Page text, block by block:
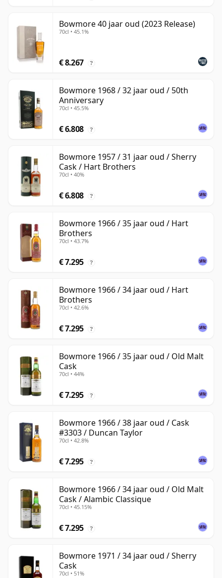
Bowmore 40 jaar oud (2023 Release)
70cl • 45.1%
€ 8.267 ?
Bowmore 1968 / 32 jaar oud / 50th
Anniversary
70cl • 45.5%
€ 6.808 ?
Bowmore 1957 / 31 jaar oud / Sherry
Cask / Hart Brothers
70cl • 40%
€ 6.808 ?
Bowmore 1966 / 35 jaar oud / Hart
Brothers
70cl • 43.7%
€ 7.295 ?
Bowmore 1966 / 34 jaar oud / Hart
Brothers
70cl • 42.6%
€ 7.295 ?
Bowmore 1966 / 35 jaar oud / Old Malt
Cask
70cl • 44%
€ 7.295 ?
Bowmore 1966 / 38 jaar oud / Cask
#3303 / Duncan Taylor
70cl • 42.8%
€ 7.295 ?
Bowmore 1966 / 34 jaar oud / Old Malt
Cask / Alambic Classique
70cl • 45.15%
€ 7.295 ?
Bowmore 1971 / 34 jaar oud / Sherry
Cask
70cl • 51%